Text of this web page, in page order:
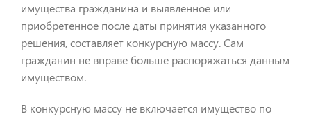
имущества гражданина и выявленное или
приобретенное после даты принятия указанного
решения, составляет конкурсную массу. Сам
гражданин не вправе больше распоряжаться данным
имуществом.
В конкурсную массу не включается имущество по